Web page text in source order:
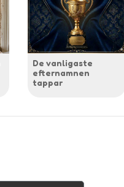
De vanligaste
efternamnen
tappar